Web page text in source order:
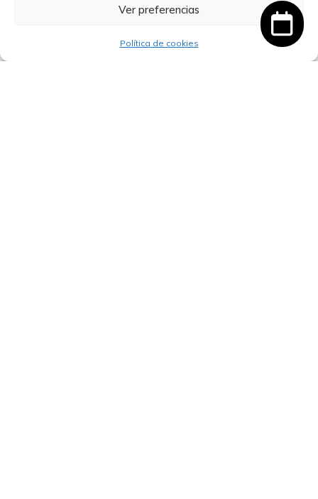
Ver preferencias
Política de cookies
Añadir al carrito
Finalizar Compra